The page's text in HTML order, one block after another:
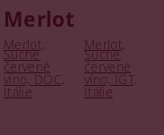
Merlot
Merlot,
Suché
červené
víno, DOC,
Itálie
Merlot,
Suché
červené
víno, IGT,
Itálie